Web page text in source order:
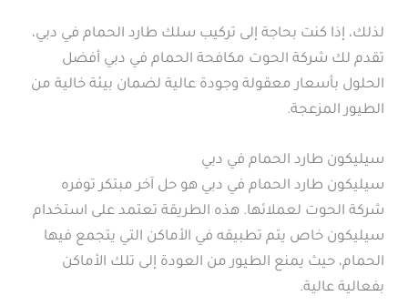
لذلك، إذا كنت بحاجة إلى تركيب سلك طارد الحمام في دبي،
تقدم لك شركة الحوت مكافحة الحمام في دبي أفضل
الحلول بأسعار معقولة وجودة عالية لضمان بيئة خالية من
الطيور المزعجة.
سيليكون طارد الحمام في دبي
سيليكون طارد الحمام في دبي هو حل آخر مبتكر توفره
شركة الحوت لعملائها. هذه الطريقة تعتمد على استخدام
سيليكون خاص يتم تطبيقه في الأماكن التي يتجمع فيها
الحمام، حيث يمنع الطيور من العودة إلى تلك الأماكن
بفعالية عالية.